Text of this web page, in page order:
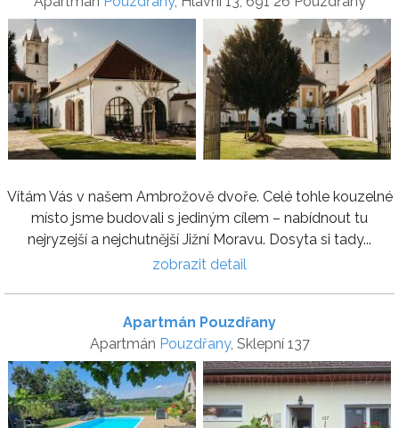
Vítám Vás v našem Ambrožově dvoře. Celé tohle kouzelné
místo jsme budovali s jediným cílem – nabídnout tu
nejryzejší a nejchutnější Jižní Moravu. Dosyta si tady...
zobrazit detail
Apartmán Pouzdřany
Apartmán Pouzdřany, Sklepní 137